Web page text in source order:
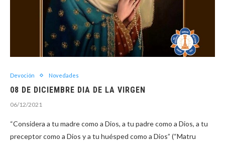
Devoción Novedades
08 DE DICIEMBRE DIA DE LA VIRGEN
06/12/2021
“Considera a tu madre como a Dios, a tu padre como a Dios, a tu
preceptor como a Dios y a tu huésped como a Dios” (“Matru